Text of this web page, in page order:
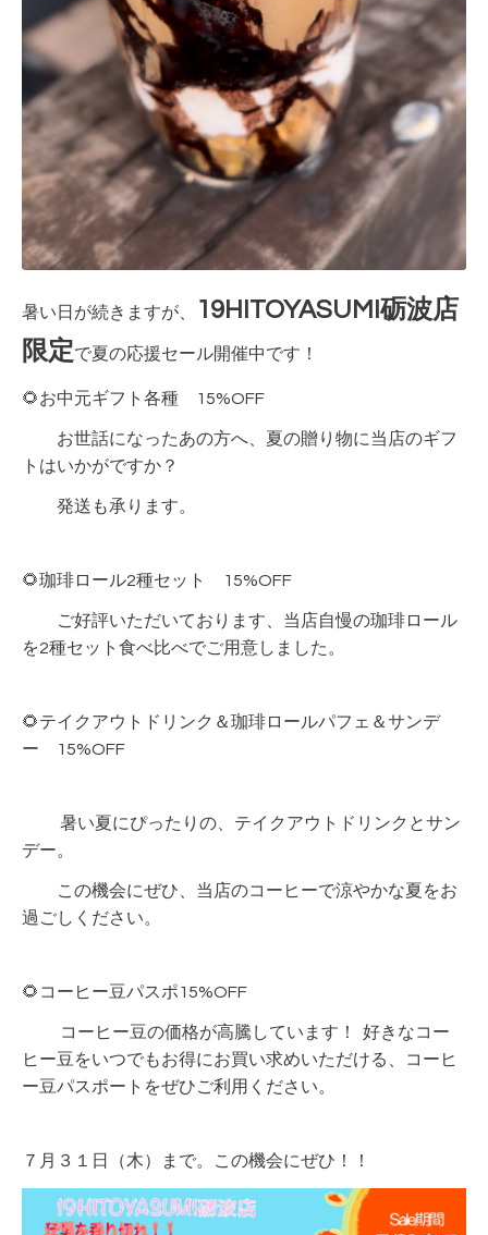
暑い日が続きますが、
19HITOYASUMI砺波店
限定で夏の応援セール開催中です！
🌻お中元ギフト各種 15%OFF
お世話になったあの方へ、夏の贈り物に当店のギフ
トはいかがですか？
発送も承ります。
🌻珈琲ロール2種セット 15%OFF
ご好評いただいております、当店自慢の珈琲ロール
を2種セット食べ比べでご用意しました。
🌻テイクアウトドリンク＆珈琲ロールパフェ＆サンデ
ー 15%OFF
暑い夏にぴったりの、テイクアウトドリンクとサン
デー。
この機会にぜひ、当店のコーヒーで涼やかな夏をお
過ごしください。
🌻コーヒー豆パスポ15%OFF
コーヒー豆の価格が高騰しています！ 好きなコー
ヒー豆をいつでもお得にお買い求めいただける、コーヒ
ー豆パスポートをぜひご利用ください。
７月３１日（木）まで。この機会にぜひ！！